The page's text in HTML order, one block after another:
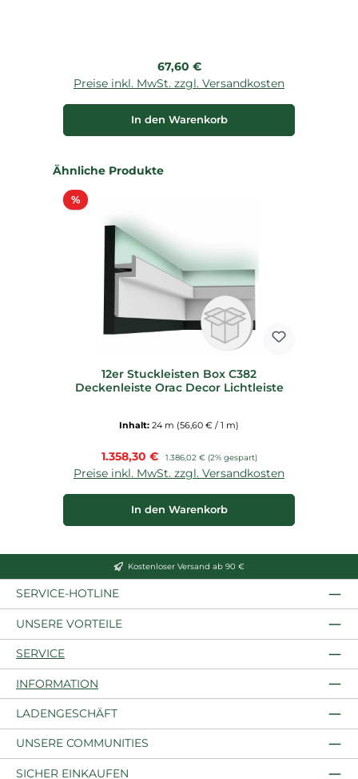
Regulärer Preis:
67,60 €
Preise inkl. MwSt. zzgl. Versandkosten
In den Warenkorb
Produktgalerie überspringen
Ähnliche Produkte
%Rabatt
12er Stuckleisten Box C382
Deckenleiste Orac Decor Lichtleiste
Inhalt: 24 m (56,60 € / 1 m)
Verkaufspreis:
1.358,30 € Regulärer Preis:
1.386,02 € (2% gespart)
Preise inkl. MwSt. zzgl. Versandkosten
In den Warenkorb
Kostenloser Versand ab 90 €
SERVICE-HOTLINE
UNSERE VORTEILE
SERVICE
INFORMATION
LADENGESCHÄFT
UNSERE COMMUNITIES
SICHER EINKAUFEN